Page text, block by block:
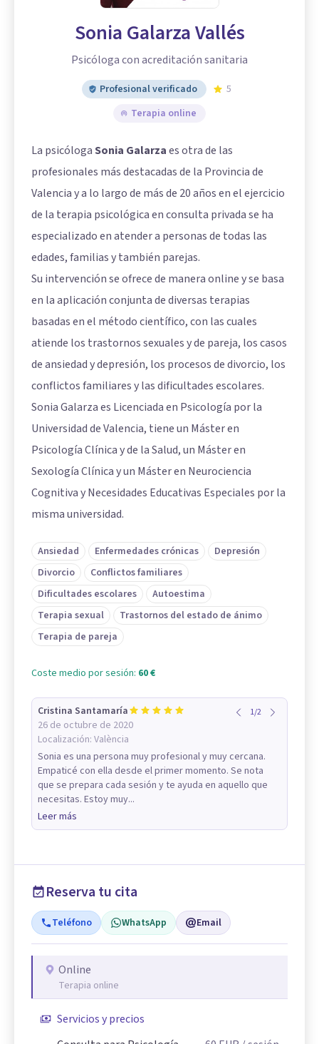
Sonia Galarza Vallés
Psicóloga con acreditación sanitaria
Profesional verificado
5
Terapia online
La psicólogaSonia Galarzaes otra de las
profesionales más destacadas de la Provincia de
Valencia y a lo largo de más de 20 años en el ejercicio
de la terapia psicológica en consulta privada se ha
especializado en atender a personas de todas las
edades, familias y también parejas.
Su intervención se ofrece de manera online y se basa
en la aplicación conjunta de diversas terapias
basadas en el método científico, con las cuales
atiende los trastornos sexuales y de pareja, los casos
de ansiedad y depresión, los procesos de divorcio, los
conflictos familiares y las dificultades escolares.
Sonia Galarza es Licenciada en Psicología por la
Universidad de Valencia, tiene un Máster en
Psicología Clínica y de la Salud, un Máster en
Sexología Clínica y un Máster en Neurociencia
Cognitiva y Necesidades Educativas Especiales por la
misma universidad.
Ansiedad Enfermedades crónicas
Depresión
Divorcio
Conflictos familiares
Dificultades escolares
Autoestima
Terapia sexual
Trastornos del estado de ánimo
Terapia de pareja
Coste medio por sesión: 60 €
Cristina Santamaría
26 de octubre de 2020
Localización: València
1/2
Sonia es una persona muy profesional y muy cercana.
Empaticé con ella desde el primer momento. Se nota
que se prepara cada sesión y te ayuda en aquello que
necesitas. Estoy muy...
Leer más
Reserva tu cita
Teléfono WhatsApp Email
Online
Terapia online
Servicios y precios